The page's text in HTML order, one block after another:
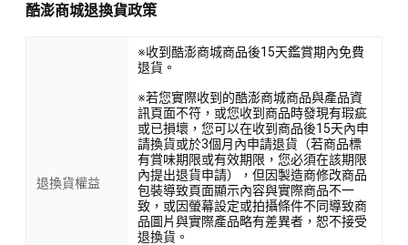
酷澎商城退換貨政策
退換貨權益
※收到酷澎商城商品後15天鑑賞期內免費
退貨。
※若您實際收到的酷澎商城商品與產品資
訊頁面不符，或您收到商品時發現有瑕疵
或已損壞，您可以在收到商品後15天內申
請換貨或於3個月內申請退貨（若商品標
有賞味期限或有效期限，您必須在該期限
內提出退貨申請），但因製造商修改商品
包裝導致頁面顯示內容與實際商品不一
致，或因螢幕設定或拍攝條件不同導致商
品圖片與實際產品略有差異者，恕不接受
退換貨。